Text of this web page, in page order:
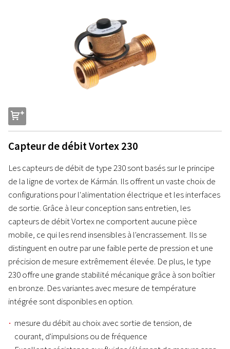
s
Capteur de débit Vortex 230
Les capteurs de débit de type 230 sont basés sur le principe
de la ligne de vortex de Kármán. Ils offrent un vaste choix de
configurations pour l'alimentation électrique et les interfaces
de sortie. Grâce à leur conception sans entretien, les
capteurs de débit Vortex ne comportent aucune pièce
mobile, ce qui les rend insensibles à l'encrassement. Ils se
distinguent en outre par une faible perte de pression et une
précision de mesure extrêmement élevée. De plus, le type
230 offre une grande stabilité mécanique grâce à son boîtier
en bronze. Des variantes avec mesure de température
intégrée sont disponibles en option.
mesure du débit au choix avec sortie de tension, de
courant, d'impulsions ou de fréquence